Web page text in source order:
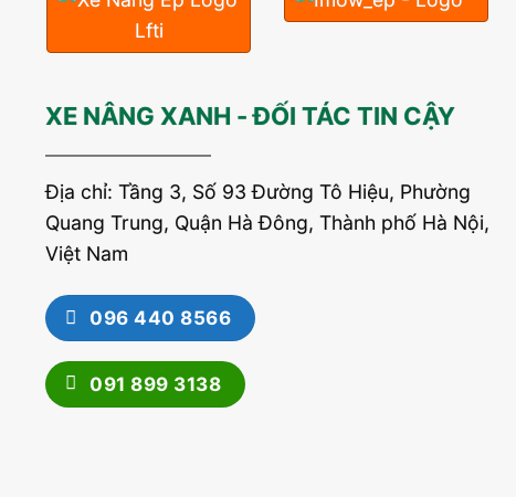
XE NÂNG XANH - ĐỐI TÁC TIN CẬY
Địa chỉ: Tầng 3, Số 93 Đường Tô Hiệu, Phường
Quang Trung, Quận Hà Đông, Thành phố Hà Nội,
Việt Nam
096 440 8566
091 899 3138